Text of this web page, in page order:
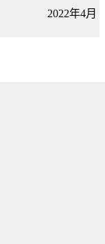
2022年4月